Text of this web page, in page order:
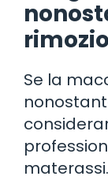
Se la
materassi.